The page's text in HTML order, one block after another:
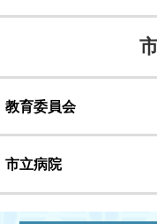
教育委員会
市立病院